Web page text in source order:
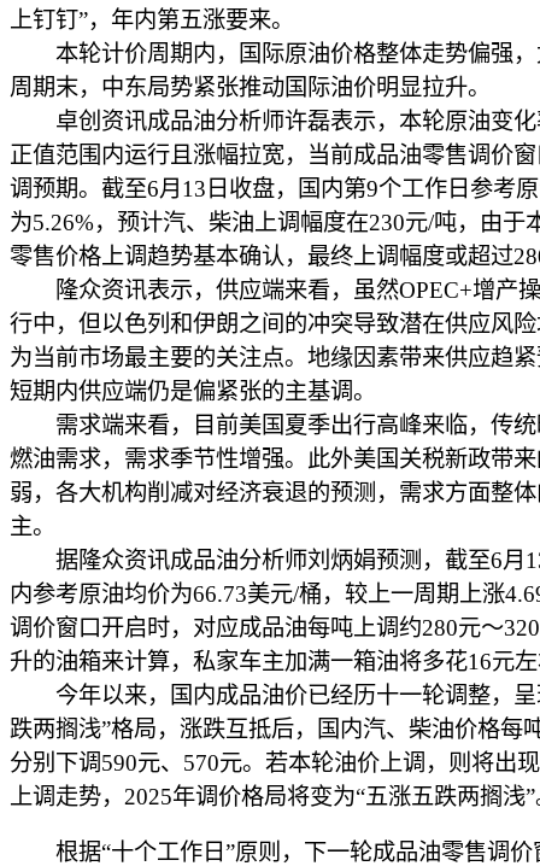
上钉钉”，年内第五涨要来。
本轮计价周期内，国际原油价格整体走势偏强，
周期末，中东局势紧张推动国际油价明显拉升。
卓创资讯成品油分析师许磊表示，本轮原油变化
正值范围内运行且涨幅拉宽，当前成品油零售调价
调预期。截至6月13日收盘，国内第9个工作日参考
为5.26%，预计汽、柴油上调幅度在230元/吨，由于
零售价格上调趋势基本确认，最终上调幅度或超过
隆众资讯表示，供应端来看，虽然OPEC+增产
行中，但以色列和伊朗之间的冲突导致潜在供应风
为当前市场最主要的关注点。地缘因素带来供应趋
短期内供应端仍是偏紧张的主基调。
需求端来看，目前美国夏季出行高峰来临，传统
燃油需求，需求季节性增强。此外美国关税新政带
弱，各大机构削减对经济衰退的预测，需求方面整
主。
据隆众资讯成品油分析师刘炳娟预测，截至6月
内参考原油均价为66.73美元/桶，较上一周期上涨
调价窗口开启时，对应成品油每吨上调约280元～
升的油箱来计算，私家车主加满一箱油将多花16元
今年以来，国内成品油价已经历十一轮调整，呈
跌两搁浅”格局，涨跌互抵后，国内汽、柴油价格每
分别下调590元、570元。若本轮油价上调，则将出
上调走势，2025年调价格局将变为“五涨五跌两搁浅
根据“十个工作日”原则，下一轮成品油零售调价